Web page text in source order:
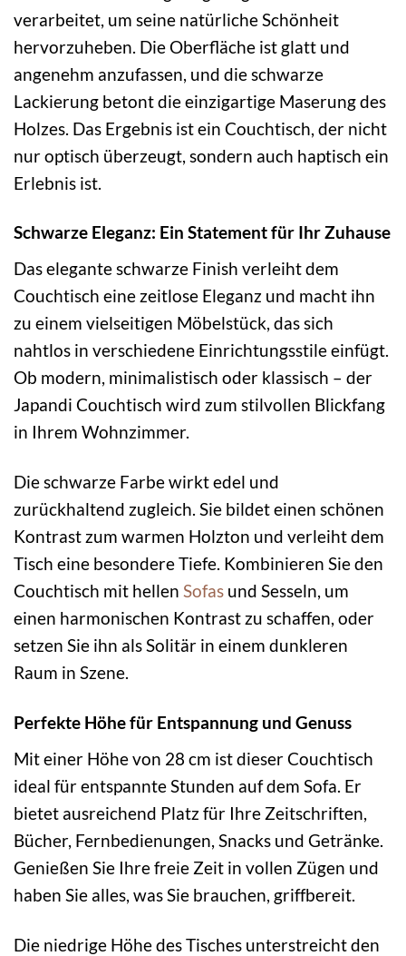
verarbeitet, um seine natürliche Schönheit
hervorzuheben. Die Oberfläche ist glatt und
angenehm anzufassen, und die schwarze
Lackierung betont die einzigartige Maserung des
Holzes. Das Ergebnis ist ein Couchtisch, der nicht
nur optisch überzeugt, sondern auch haptisch ein
Erlebnis ist.
Schwarze Eleganz: Ein Statement für Ihr Zuhause
Das elegante schwarze Finish verleiht dem
Couchtisch eine zeitlose Eleganz und macht ihn
zu einem vielseitigen Möbelstück, das sich
nahtlos in verschiedene Einrichtungsstile einfügt.
Ob modern, minimalistisch oder klassisch – der
Japandi Couchtisch wird zum stilvollen Blickfang
in Ihrem Wohnzimmer.
Die schwarze Farbe wirkt edel und
zurückhaltend zugleich. Sie bildet einen schönen
Kontrast zum warmen Holzton und verleiht dem
Tisch eine besondere Tiefe. Kombinieren Sie den
Couchtisch mit hellen Sofas und Sesseln, um
einen harmonischen Kontrast zu schaffen, oder
setzen Sie ihn als Solitär in einem dunkleren
Raum in Szene.
Perfekte Höhe für Entspannung und Genuss
Mit einer Höhe von 28 cm ist dieser Couchtisch
ideal für entspannte Stunden auf dem Sofa. Er
bietet ausreichend Platz für Ihre Zeitschriften,
Bücher, Fernbedienungen, Snacks und Getränke.
Genießen Sie Ihre freie Zeit in vollen Zügen und
haben Sie alles, was Sie brauchen, griffbereit.
Die niedrige Höhe des Tisches unterstreicht den